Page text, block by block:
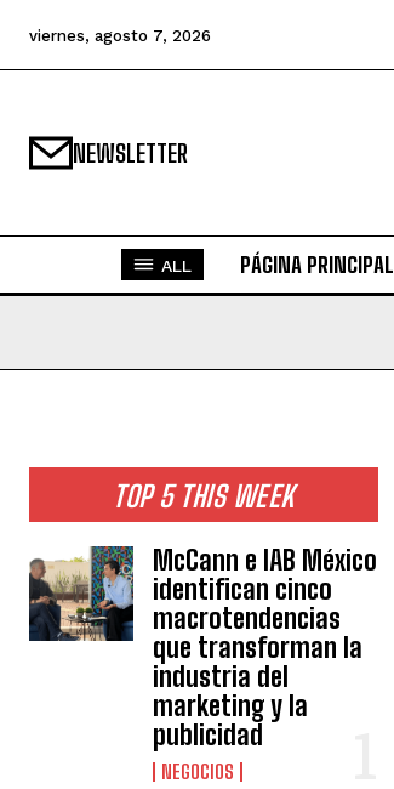
viernes, agosto 7, 2026
NEWSLETTER
ALL PÁGINA PRINCIPAL
TOP 5 THIS WEEK
McCann e IAB México
identifican cinco
macrotendencias
que transforman la
industria del
marketing y la
publicidad
NEGOCIOS